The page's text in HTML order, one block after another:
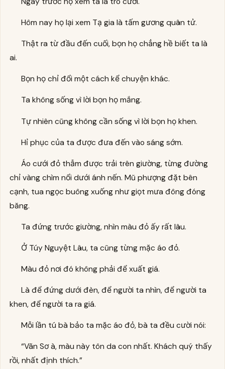
Hôm nay họ lại xem Tạ gia là tấm gương quân tử.
Thật ra từ đầu đến cuối, bọn họ chẳng hề biết ta là
ai.
Bọn họ chỉ đổi một cách kể chuyện khác.
Ta không sống vì lời bọn họ mắng.
Tự nhiên cũng không cần sống vì lời bọn họ khen.
Hỉ phục của ta được đưa đến vào sáng sớm.
Áo cưới đỏ thẫm được trải trên giường, từng đường
chỉ vàng chìm nổi dưới ánh nến. Mũ phượng đặt bên
cạnh, tua ngọc buông xuống như giọt mưa đông đóng
băng.
Ta đứng trước giường, nhìn màu đỏ ấy rất lâu.
Ở Túy Nguyệt Lâu, ta cũng từng mặc áo đỏ.
Màu đỏ nơi đó không phải để xuất giá.
Là để đứng dưới đèn, để người ta nhìn, để người ta
khen, để người ta ra giá.
Mỗi lần tú bà bảo ta mặc áo đỏ, bà ta đều cười nói:
“Vãn Sơ à, màu này tôn da con nhất. Khách quý thấy
rồi, nhất định thích.”